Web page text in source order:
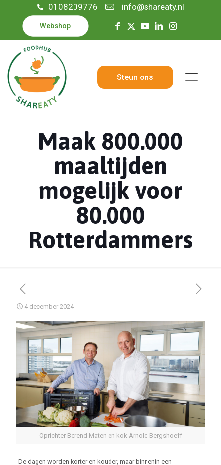
0108209776 info@shareaty.nl
Webshop
Steun ons
Maak 800.000
maaltijden
mogelijk voor
80.000
Rotterdammers
4 december 2024
Oprichter Berend Maten en kok Arnold Bergshoeff
De dagen worden korter en kouder, maar binnenin een